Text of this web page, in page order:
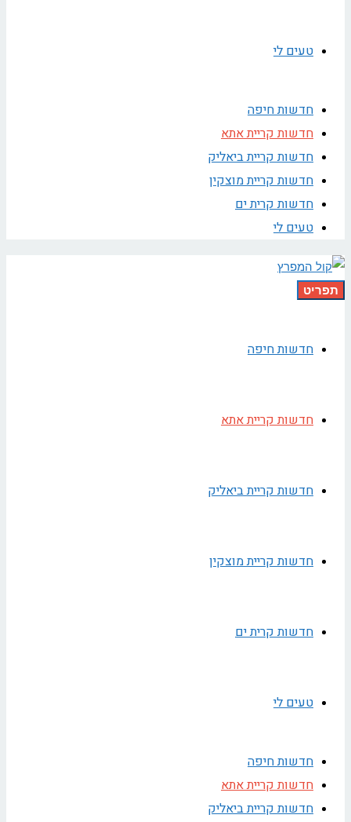
טעים לי
חדשות חיפה
חדשות קריית אתא
חדשות קריית ביאליק
חדשות קריית מוצקין
חדשות קרית ים
טעים לי
תפריט
חדשות חיפה
חדשות קריית אתא
חדשות קריית ביאליק
חדשות קריית מוצקין
חדשות קרית ים
טעים לי
חדשות חיפה
חדשות קריית אתא
חדשות קריית ביאליק